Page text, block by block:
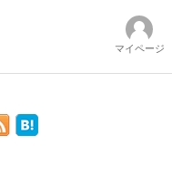
マイページ